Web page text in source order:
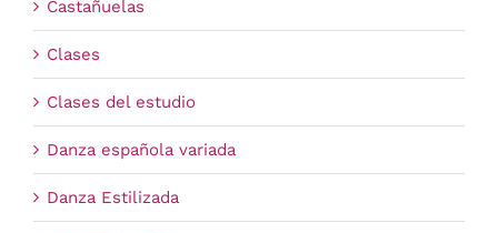
Carrito
Castañuelas
Clases
Clases del estudio
Danza española variada
Danza Estilizada